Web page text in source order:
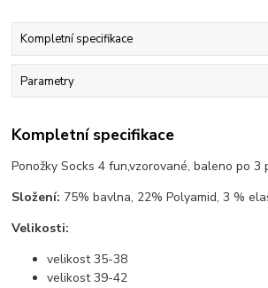
Kompletní specifikace
Parametry
Kompletní specifikace
Ponožky Socks 4 fun,vzorované, baleno po 3
Složení: 75% bavlna, 22% Polyamid, 3 %
Velikosti:
velikost 35-38
velikost 39-42